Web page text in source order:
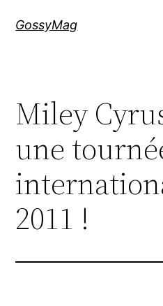
GossyMag
Miley
une
2011 !